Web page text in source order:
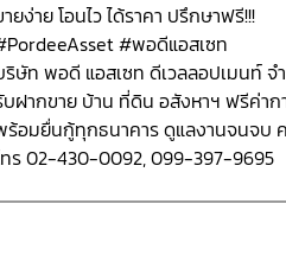
ยง่าย โอนไว ได้ราคา ปรึกษาฟรี!!!
#พอดีแอสเซท
ริษัท พอดี แอสเซท ดีเวลลอปเมนท์ จ
ฝากขาย บ้าน ที่ดิน อสังหาฯ ฟรีค่าก
ร้อมยื่นกู้ทุกธนาคาร ดูแลงานจนจบ
ทร 02-430-0092, 099-397-9695